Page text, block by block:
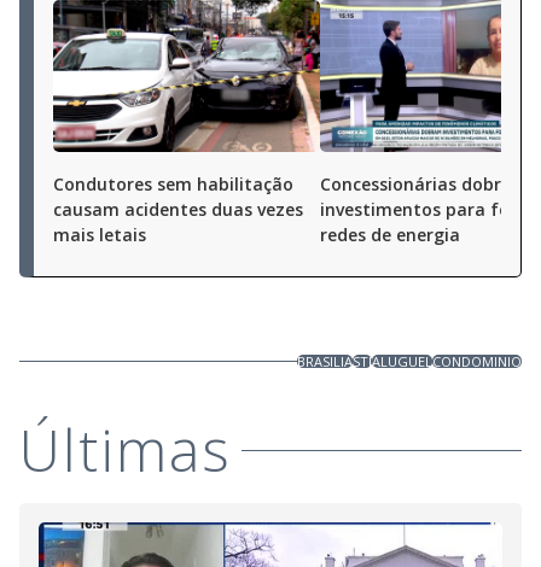
Condutores sem habilitação
causam acidentes duas vezes
mais letais
Concessionárias dobram
investimentos para
redes de energia
BRASILIASTJALUGUELCONDOMINIO
Últimas